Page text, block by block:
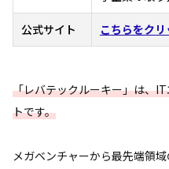
公式サイト こちらをクリ
「レバテックルーキー」は、
トです。
メガベンチャーから最先端領